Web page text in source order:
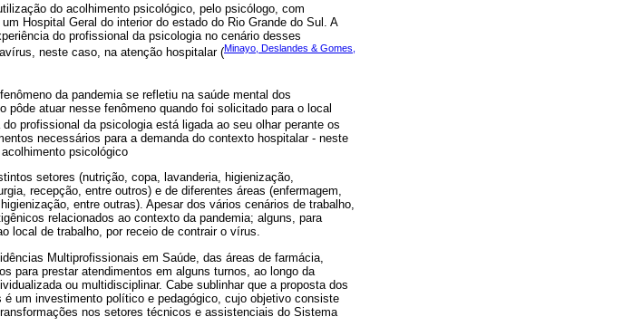
do acolhimento psicológico, pelo psicólogo, com
Hospital Geral do interior do estado do Rio Grande do Sul. A
do profissional da psicologia no cenário desses
neste caso, na atenção hospitalar (Minayo, Deslandes & Gomes,
da pandemia se refletiu na saúde mental dos
atuar nesse fenômeno quando foi solicitado para o local
profissional da psicologia está ligada ao seu olhar perante os
necessários para a demanda do contexto hospitalar - neste
psicológico
setores (nutrição, copa, lavanderia, higienização,
recepção, entre outros) e de diferentes áreas (enfermagem,
entre outras). Apesar dos vários cenários de trabalho,
relacionados ao contexto da pandemia; alguns, para
local de trabalho, por receio de contrair o vírus.
Multiprofissionais em Saúde, das áreas de farmácia,
para prestar atendimentos em alguns turnos, ao longo da
ou multidisciplinar. Cabe sublinhar que a proposta dos
um investimento político e pedagógico, cujo objetivo consiste
nos setores técnicos e assistenciais do Sistema